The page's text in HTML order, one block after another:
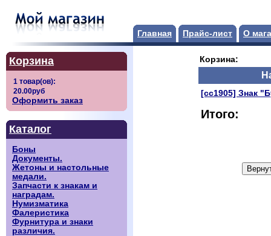
Главная Прайс-лист О
Корзина
Оформить заказ
Каталог
Боны
Документы.
Жетоны и настольные
медали.
Запчасти к знакам и
наградам.
Нумизматика
Фалеристика
Фурнитура и знаки
различия.
Корзина:
[сс1905] Знак
Итого: